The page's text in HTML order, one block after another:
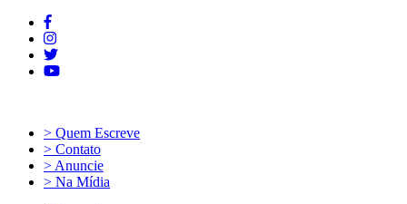
> Quem Escreve
> Contato
> Anuncie
> Na Mídia